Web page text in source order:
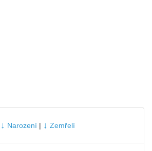
↓ Narození | ↓ Zemřelí